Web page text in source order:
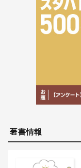
著書情報